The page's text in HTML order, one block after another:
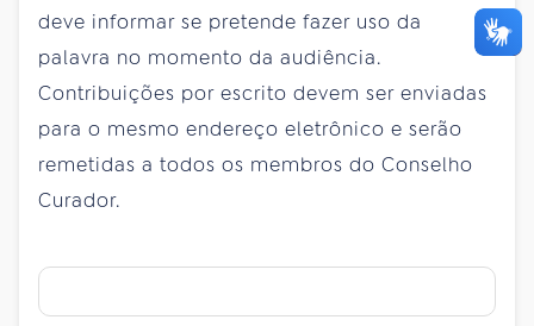
deve informar se pretende fazer uso da
palavra no momento da audiência.
Contribuições por escrito devem ser enviadas
para o mesmo endereço eletrônico e serão
remetidas a todos os membros do Conselho
Curador.